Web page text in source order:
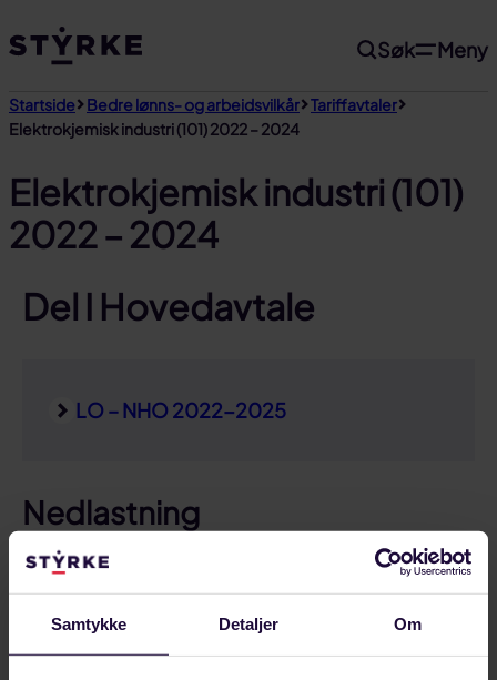
Samtykke Detaljer Om
til
Søk Meny
Startside Bedre lønns- og arbeidsvilkår Tariffavtaler
Elektrokjemisk industri (101) 2022 – 2024
Elektrokjemisk industri (101)
2022 – 2024
Del I Hovedavtale
LO – NHO 2022-2025
Nedlastning
Elektrokjemisk overenskomst 2022 - 2024
Sist oppdatert: 24. januar 2023
Til toppen